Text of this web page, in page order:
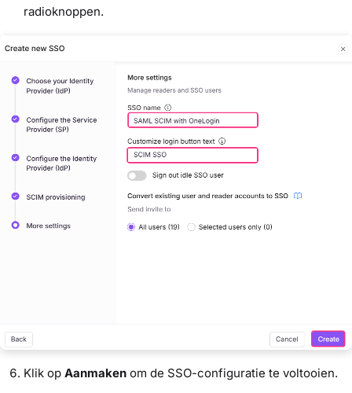
radioknoppen.
Klik op Aanmaken om de SSO-configuratie te voltooien.